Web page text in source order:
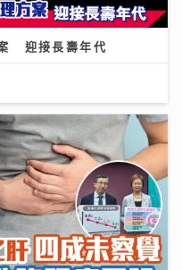
迎接長壽年代